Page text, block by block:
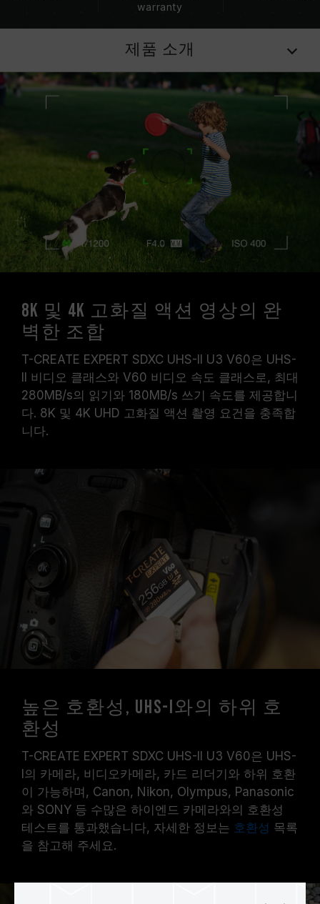
warranty
제품 소개
8K 및 4K 고화질 액션 영상의 완
벽한 조합
T-CREATE EXPERT SDXC UHS-II U3 V60은 UHS-
II 비디오 클래스와 V60 비디오 속도 클래스로, 최대
280MB/s의 읽기와 180MB/s 쓰기 속도를 제공합니
다. 8K 및 4K UHD 고화질 액션 촬영 요건을 충족합
니다.
높은 호환성, UHS-I와의 하위 호
환성
T-CREATE EXPERT SDXC UHS-II U3 V60은 UHS-
I의 카메라, 비디오카메라, 카드 리더기와 하위 호환
이 가능하며, Canon, Nikon, Olympus, Panasonic
와 SONY 등 수많은 하이엔드 카메라와의 호환성
테스트를 통과했습니다, 자세한 정보는 호환성 목록
을 참고해 주세요.